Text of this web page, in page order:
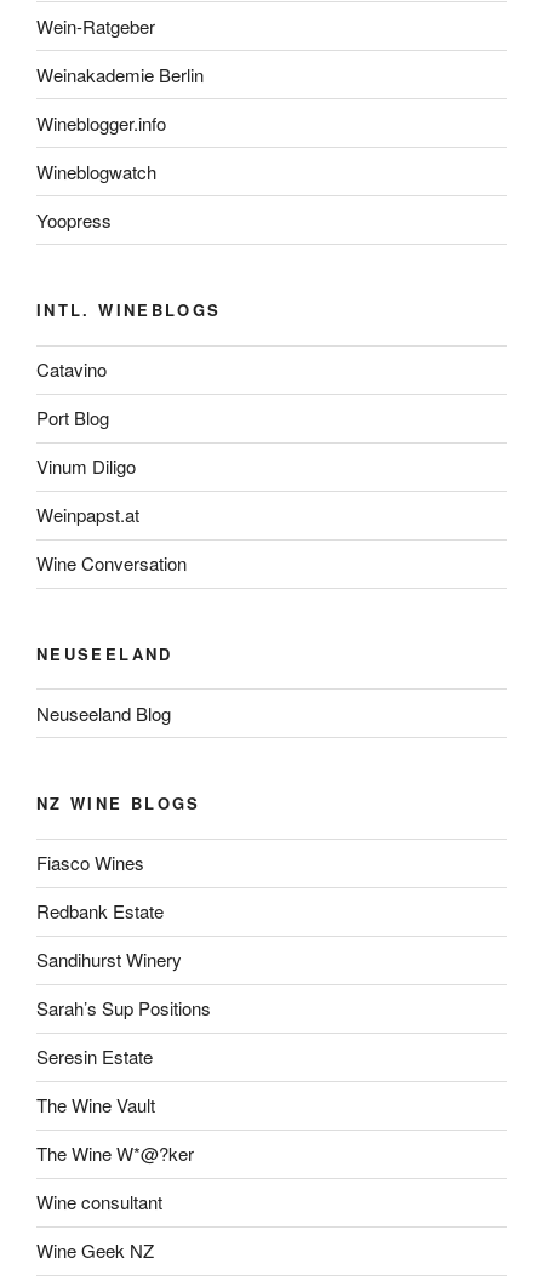
Wein-Ratgeber
Weinakademie Berlin
Wineblogger.info
Wineblogwatch
Yoopress
INTL. WINEBLOGS
Catavino
Port Blog
Vinum Diligo
Weinpapst.at
Wine Conversation
NEUSEELAND
Neuseeland Blog
NZ WINE BLOGS
Fiasco Wines
Redbank Estate
Sandihurst Winery
Sarah’s Sup Positions
Seresin Estate
The Wine Vault
The Wine W*@?ker
Wine consultant
Wine Geek NZ